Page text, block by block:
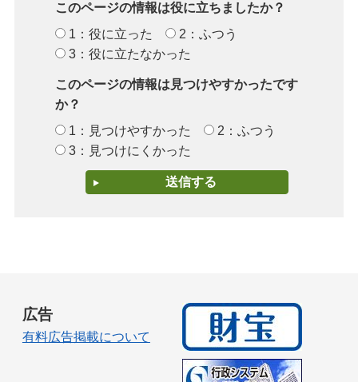
このページの情報は役に立ちましたか？
1：役に立った
2：ふつう
3：役に立たなかった
このページの情報は見つけやすかったです
か？
1：見つけやすかった
2：ふつう
3：見つけにくかった
広告
有料広告掲載について